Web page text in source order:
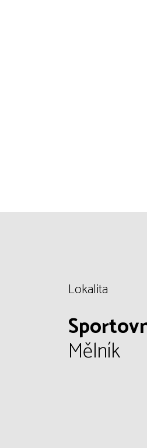
Lokalita
Mělník